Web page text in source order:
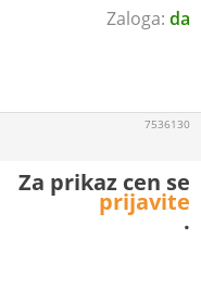
da
7536130
Za prikaz cen se
prijavite
.